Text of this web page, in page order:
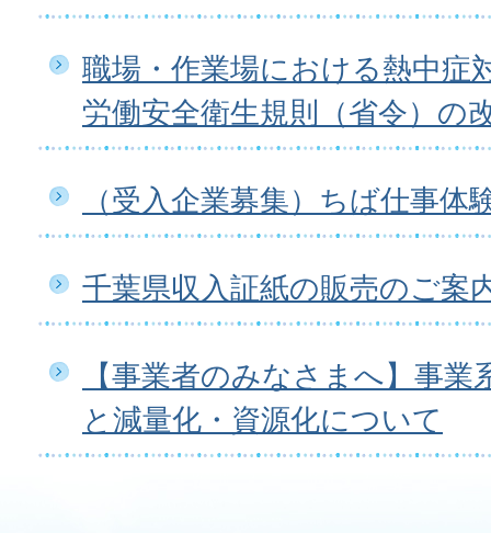
職場・作業場における熱中症
労働安全衛生規則（省令）の
（受入企業募集）ちば仕事体
千葉県収入証紙の販売のご案
【事業者のみなさまへ】事
と減量化・資源化について